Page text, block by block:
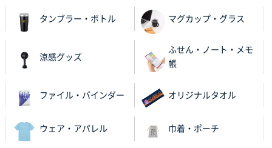
神奈川県のお客様
のし文言が変更できたのと価格。
千葉県M社様
2025年11月06日 14:57
営業ご担当者さまより、ご丁寧なサポートをいただ
タンブラー・ボトル マグカップ・グラス
涼感グッズ
ふせん・ノート・メモ
帳
ファイル・バインダー オリジナルタオル
ウェア・アパレル 巾着・ポーチ